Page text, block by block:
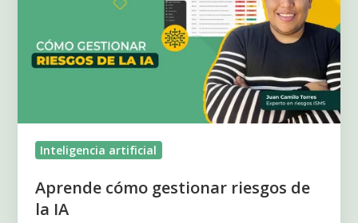
Inteligencia artificial
Aprende cómo gestionar riesgos de
la IA